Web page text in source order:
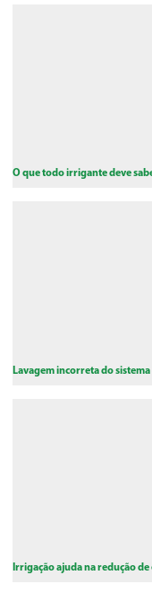
O que todo irrigante deve
Lavagem incorreta do
Irrigação ajuda na redução de